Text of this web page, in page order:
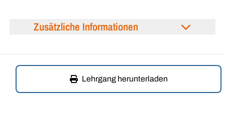
Zusätzliche Informationen
Lehrgang herunterladen